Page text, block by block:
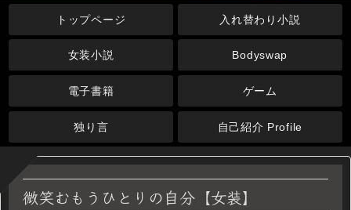
トップページ 入れ替わり小説
女装小説 Bodyswap
電子書籍 ゲーム
独り言 自己紹介 Profile
微笑むもうひとりの自分【女装】